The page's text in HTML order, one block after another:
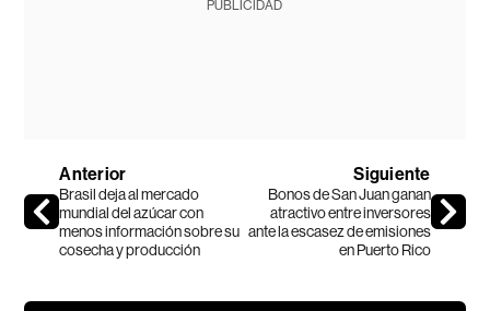
PUBLICIDAD
Anterior
Brasil deja al mercado
mundial del azúcar con
menos información sobre su
cosecha y producción
Siguiente
Bonos de San Juan ganan
atractivo entre inversores
ante la escasez de emisiones
en Puerto Rico